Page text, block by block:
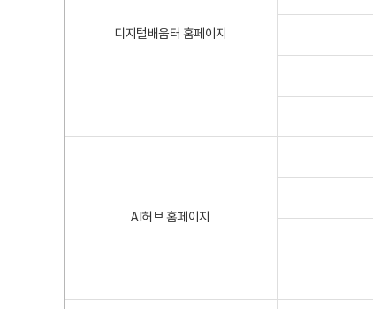
디지털배움터 홈페이지
AI허브 홈페이지